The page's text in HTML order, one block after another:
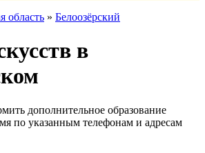
область » Белоозёрский
в
дополнительное образование
по указанным телефонам и адресам